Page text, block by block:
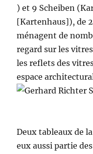
) et 9 Scheiben
[Kartenhaus]), de
ménagent de
regard sur les
les reflets des
espace
Deux tableaux de
eux aussi partie